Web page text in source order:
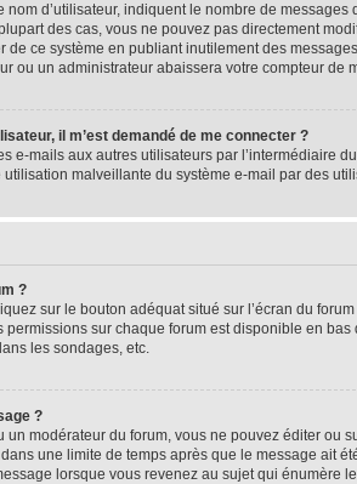
d’utilisateur, indiquent le nombre de
des cas, vous ne pouvez pas directement
de ce système en publiant inutilement des
ou un administrateur abaissera votre compteur de
il m’est demandé de me connecter ?
e-mails aux autres utilisateurs par l’intermédiaire
malveillante du système e-mail par des
?
sur le bouton adéquat situé sur l’écran du
sur chaque forum est disponible en
les sondages, etc.
?
modérateur du forum, vous ne pouvez éditer ou
une limite de temps après que le message ait
lorsque vous revenez au sujet qui énumère